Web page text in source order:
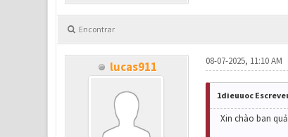
Encontrar
lucas911 08-07-2025, 11:10 AM
1dieuuoc
Xin chào ban